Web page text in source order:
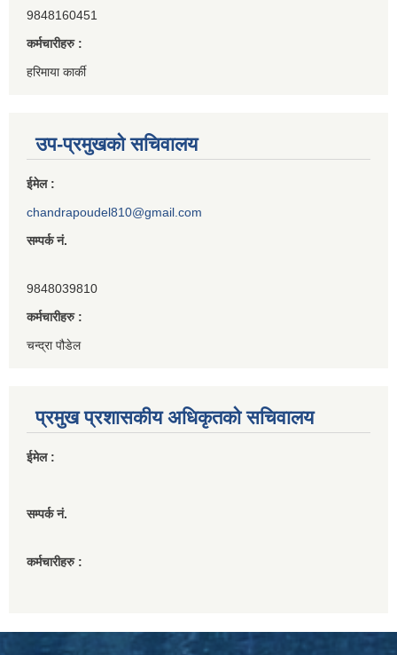
9848160451
कर्मचारीहरु :
हरिमाया कार्की
उप-प्रमुखको सचिवालय
ईमेल :
chandrapoudel810@gmail.com
सम्पर्क नं.
9848039810
कर्मचारीहरु :
चन्द्रा पौडेल
प्रमुख प्रशासकीय अधिकृतको सचिवालय
ईमेल :
सम्पर्क नं.
कर्मचारीहरु :